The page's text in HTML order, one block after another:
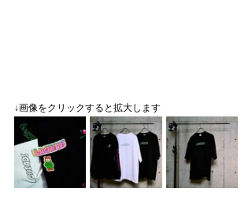
↓画像をクリックすると拡大します